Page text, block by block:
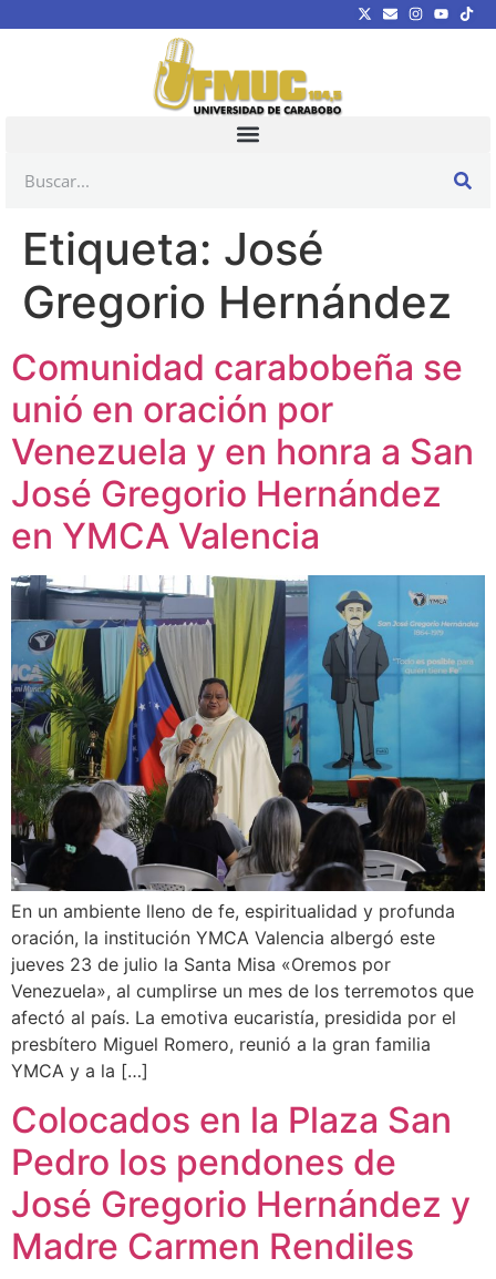
Etiqueta: José
Gregorio Hernández
Comunidad carabobeña se
unió en oración por
Venezuela y en honra a San
José Gregorio Hernández
en YMCA Valencia
En un ambiente lleno de fe, espiritualidad y profunda
oración, la institución YMCA Valencia albergó este
jueves 23 de julio la Santa Misa «Oremos por
Venezuela», al cumplirse un mes de los terremotos que
afectó al país. La emotiva eucaristía, presidida por el
presbítero Miguel Romero, reunió a la gran familia
YMCA y a la […]
Colocados en la Plaza San
Pedro los pendones de
José Gregorio Hernández y
Madre Carmen Rendiles